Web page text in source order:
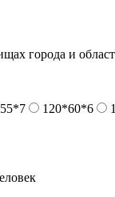
города и
120*60*6